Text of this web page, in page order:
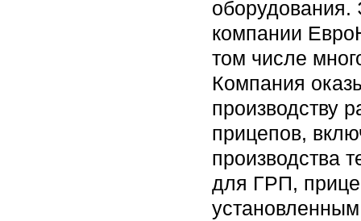
оборудования.
компании
том числе
Компания
производству
прицепов,
производства
для ГРП,